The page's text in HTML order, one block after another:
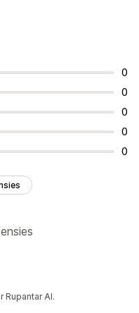
0
0
0
0
0
AI.